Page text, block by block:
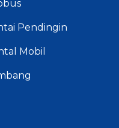
Pendingin
Mobil